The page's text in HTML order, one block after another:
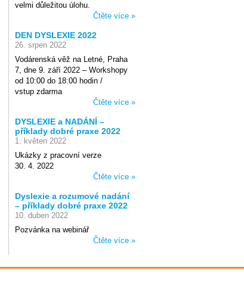
velmi důležitou úlohu.
Čtěte více »
DEN DYSLEXIE 2022
26. srpen 2022
Vodárenská věž na Letné, Praha
7, dne 9. září 2022 – Workshopy
od 10:00 do 18:00 hodin /
vstup zdarma
Čtěte více »
DYSLEXIE a NADÁNÍ –
příklady dobré praxe 2022
1. květen 2022
Ukázky z pracovní verze
30. 4. 2022
Čtěte více »
Dyslexie a rozumové nadání
– příklady dobré praxe 2022
10. duben 2022
Pozvánka na webinář
Čtěte více »